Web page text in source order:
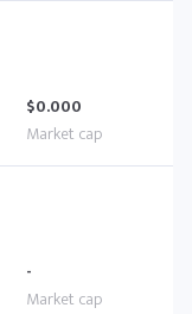
$0.000
-